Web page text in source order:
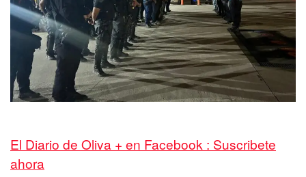
El Diario de Oliva + en Facebook : Suscribete
ahora